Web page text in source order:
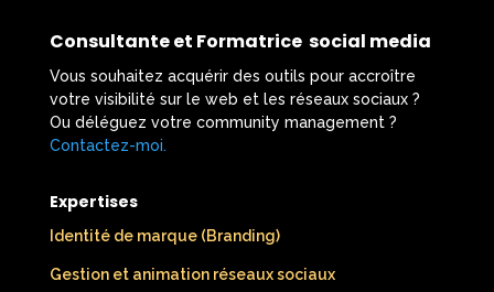
Consultante et Formatrice social media
Vous souhaitez acquérir des outils pour accroître
votre visibilité sur le web et les réseaux sociaux ?
Ou déléguez votre community management ?
Contactez-moi.
Expertises
Identité de marque (Branding)
Gestion et animation réseaux sociaux